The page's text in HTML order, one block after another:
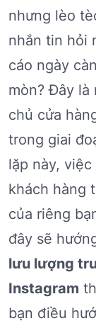
nhưng lèo
nhắn tin hỏi
cáo ngày
mòn? Đây là
chủ cửa
trong giai
lặp này,
khách hàng
của riêng
đây sẽ
lưu lượng
Instagram
bạn điều